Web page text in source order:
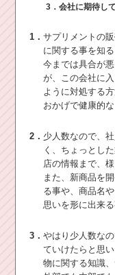
3．会社に期待し
1．サプリメントの
に関する事を知
今までは具合が
が、この会社に
ように対処する
おかげで健康的
2． 少人数なので、
く、ちょっとし
店の情報まで、
また、新商品を
る事や、商品名
思いを形に出来
3．やはり少人数な
ていけたらと思
物に関する知識